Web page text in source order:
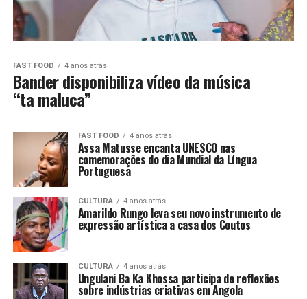
FAST FOOD 4 anos atrás
Bander disponibiliza vídeo da música
“ta maluca”
FAST FOOD 4 anos atrás
Assa Matusse encanta UNESCO nas
comemorações do dia Mundial da Língua
Portuguesa
CULTURA 4 anos atrás
Amarildo Rungo leva seu novo instrumento de
expressão artística a casa dos Coutos
CULTURA 4 anos atrás
Ungulani Ba Ka Khossa participa de reflexões
sobre indústrias criativas em Angola